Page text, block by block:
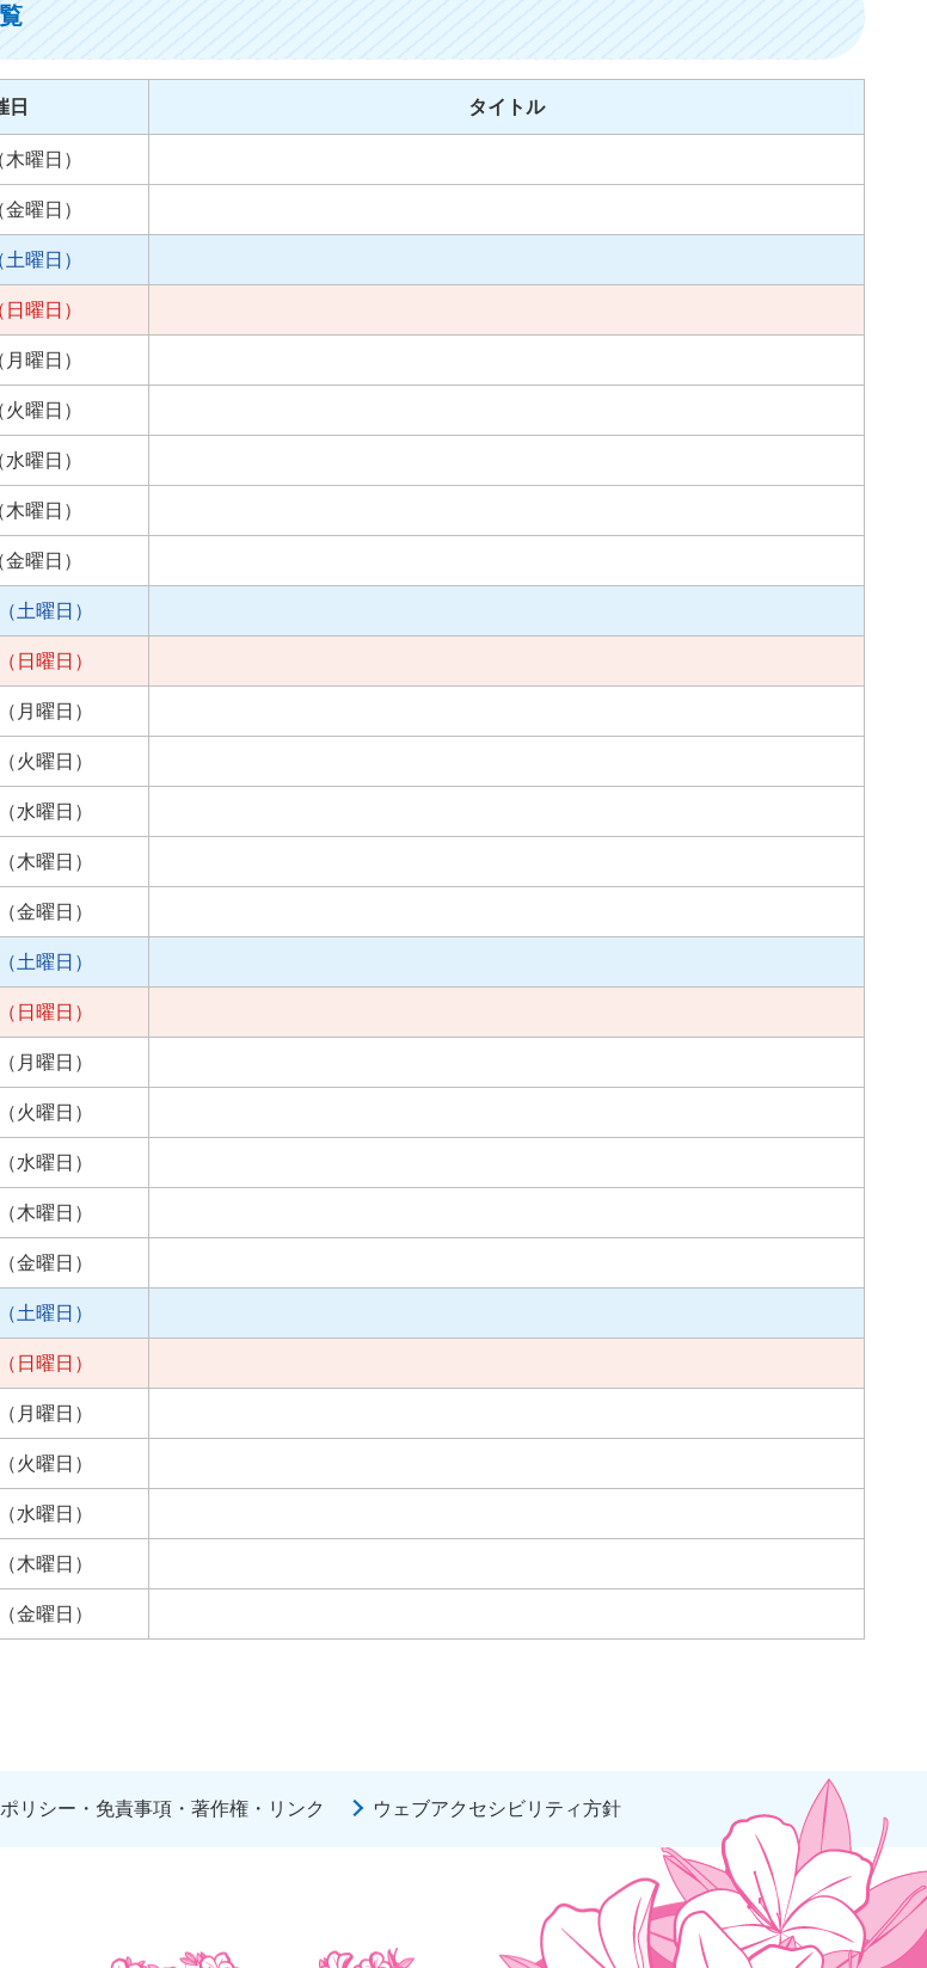
日 タイトル
曜日）
曜日）
曜日）
曜日）
曜日）
曜日）
曜日）
曜日）
曜日）
土曜日）
日曜日）
月曜日）
火曜日）
水曜日）
木曜日）
金曜日）
土曜日）
日曜日）
月曜日）
火曜日）
水曜日）
木曜日）
金曜日）
土曜日）
日曜日）
月曜日）
火曜日）
水曜日）
木曜日）
金曜日）
リシー・免責事項・著作権・リンク ウェブアクセシビリティ方針